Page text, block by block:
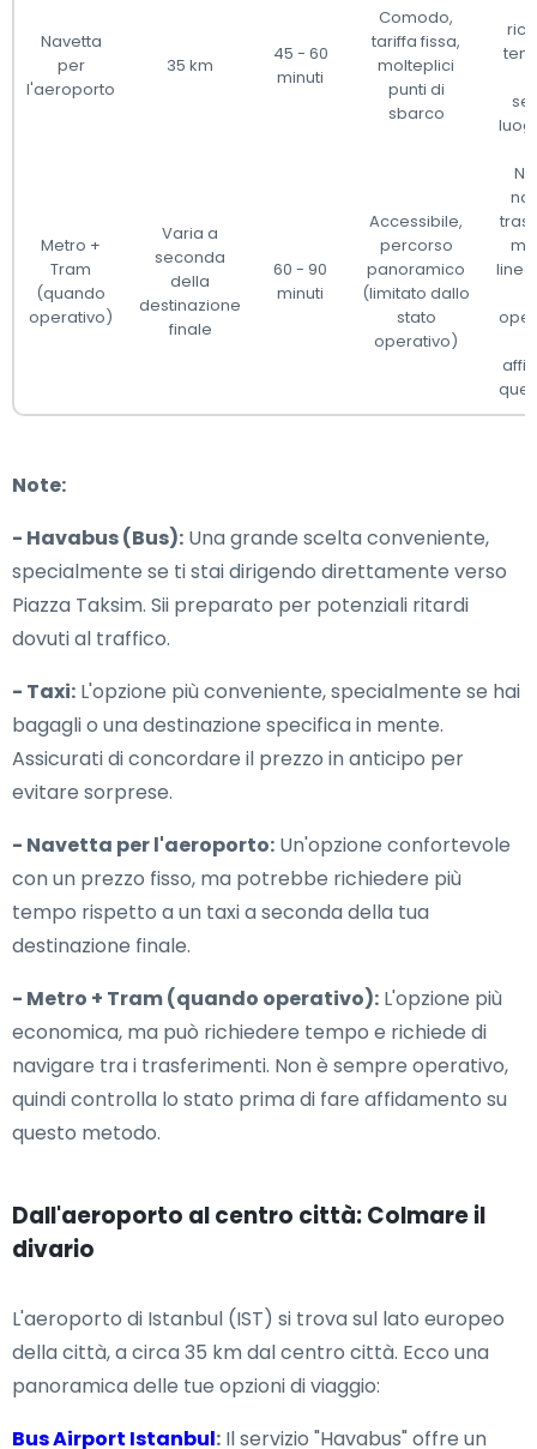
Navetta
per
l'aeroporto
35 km
45 - 60
minuti
Comodo,
tariffa fissa,
molteplici
punti di
sbarco
Metro +
Tram
(quando
operativo)
Varia a
seconda
della
destinazione
finale
60 - 90
minuti
Accessibile,
percorso
panoramico
(limitato dallo
stato
operativo)
Note:
- Havabus (Bus): Una grande scelta conveniente,
specialmente se ti stai dirigendo direttamente verso
Piazza Taksim. Sii preparato per potenziali ritardi
dovuti al traffico.
- Taxi: L'opzione più conveniente, specialmente se hai
bagagli o una destinazione specifica in mente.
Assicurati di concordare il prezzo in anticipo per
evitare sorprese.
- Navetta per l'aeroporto: Un'opzione confortevole
con un prezzo fisso, ma potrebbe richiedere più
tempo rispetto a un taxi a seconda della tua
destinazione finale.
- Metro + Tram (quando operativo): L'opzione più
economica, ma può richiedere tempo e richiede di
navigare tra i trasferimenti. Non è sempre operativo,
quindi controlla lo stato prima di fare affidamento su
questo metodo.
Dall'aeroporto al centro città: Colmare il
divario
L'aeroporto di Istanbul (IST) si trova sul lato europeo
della città, a circa 35 km dal centro città. Ecco una
panoramica delle tue opzioni di viaggio:
Bus Airport Istanbul: Il servizio "Havabus" offre un